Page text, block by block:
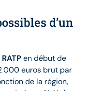
d’un
en début de
000 euros brut par
de la région,